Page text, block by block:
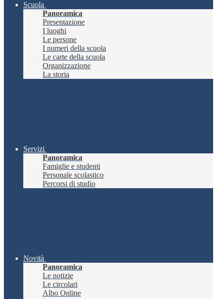
Scuola
Panoramica
Presentazione
I luoghi
Le persone
I numeri della scuola
Le carte della scuola
Organizzazione
La storia
Servizi
Panoramica
Famiglie e studenti
Personale scolastico
Percorsi di studio
Novità
Panoramica
Le notizie
Le circolari
Albo Online